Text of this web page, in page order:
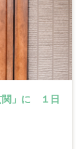
関」に １日